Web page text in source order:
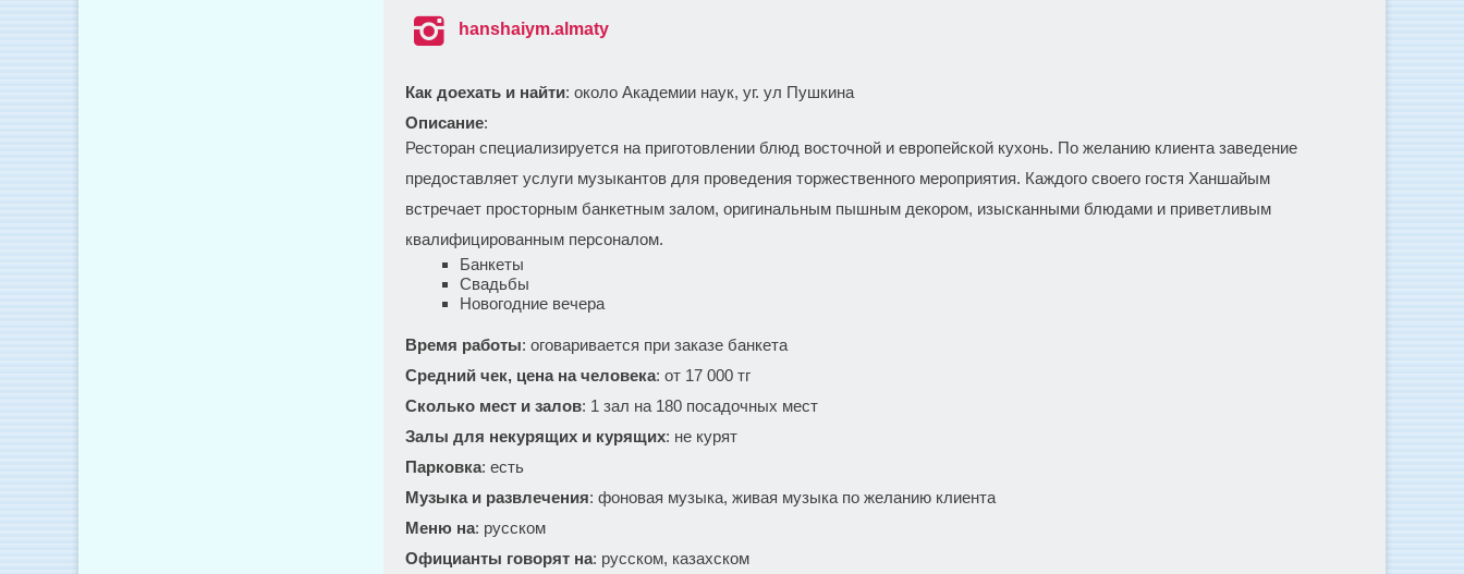
 hanshaiym.almaty
Как доехать и найти: около Академии наук, уг. ул Пушкина
Описание:
Ресторан специализируется на приготовлении блюд восточной и европейской кухонь. По желанию клиента заведение
предоставляет услуги музыкантов для проведения торжественного мероприятия. Каждого своего гостя Ханшайым
встречает просторным банкетным залом, оригинальным пышным декором, изысканными блюдами и приветливым
квалифицированным персоналом.
Банкеты
Свадьбы
Новогодние вечера
Время работы: оговаривается при заказе банкета
Средний чек, цена на человека: от 17 000 тг
Сколько мест и залов: 1 зал на 180 поcадочных мест
Залы для некурящих и курящих: не курят
Парковка: есть
Музыка и развлечения: фоновая музыка, живая музыка по желанию клиента
Меню на: русском
Официанты говорят на: русском, казахском